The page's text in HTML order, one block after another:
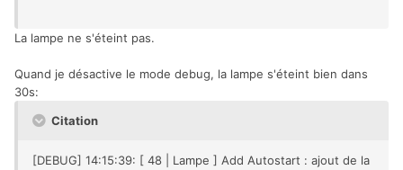
La lampe ne s'éteint pas.
Quand je désactive le mode debug, la lampe s'éteint bien dans
30s:
Citation
[DEBUG] 14:15:39: [ 48 | Lampe ] Add Autostart : ajout de la